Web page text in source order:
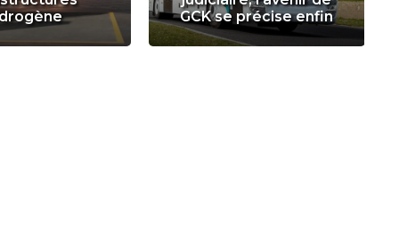
GCK se précise enfin